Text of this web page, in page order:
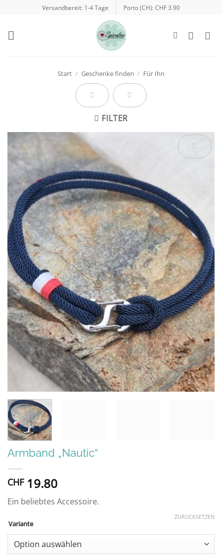
springen
Versandbereit: 1-4 Tage Porto (CH): CHF 3.90
Start / Geschenke finden / Für Ihn
FILTER
Armband „Nautic“
CHF19.80
Ein beliebtes Accessoire.
Variante
ZURÜCKSETZEN